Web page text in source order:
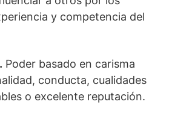
y competencia del
Poder basado en carisma
conducta, cualidades
o excelente reputación.